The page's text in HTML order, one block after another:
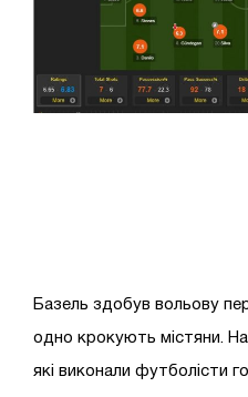
Базель здобув вольову
одно крокують містяни.
які виконали футболісти